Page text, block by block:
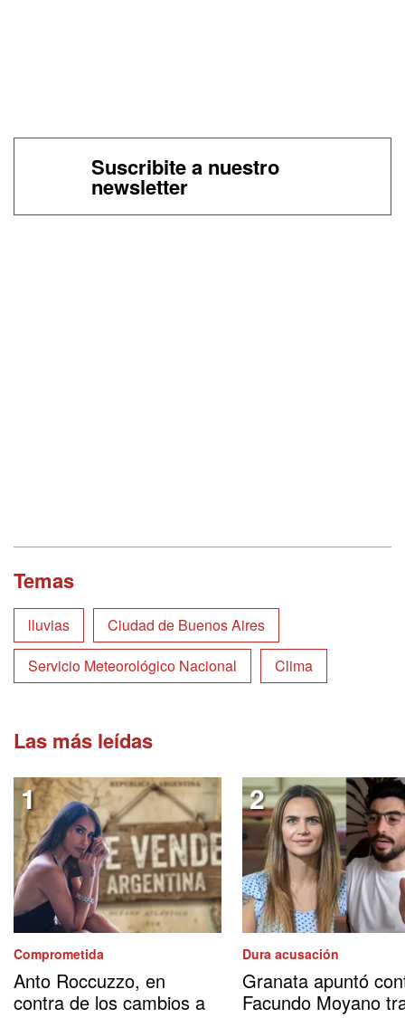
Suscribite a nuestro
newsletter
Temas
lluvias
Ciudad de Buenos Aires
Servicio Meteorológico Nacional
Clima
Las más leídas
Comprometida
Anto Roccuzzo, en
contra de los cambios a
Dura acusación
Granata apuntó
Facundo Moyano